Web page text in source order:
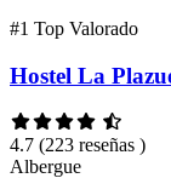
#1 Top Valorado
Hostel La
4.7 (223 reseñas )
Albergue